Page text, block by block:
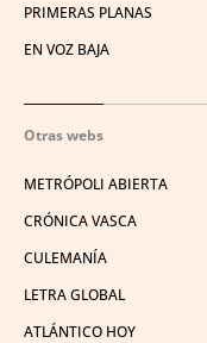
PRIMERAS PLANAS
EN VOZ BAJA
Otras webs
METRÓPOLI ABIERTA
CRÓNICA VASCA
CULEMANÍA
LETRA GLOBAL
ATLÁNTICO HOY